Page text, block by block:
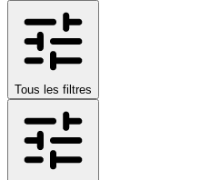
Tous les filtres